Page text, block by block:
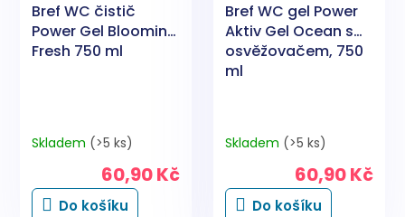
Bref WC čistič
Power Gel Blooming
Fresh 750 ml
Skladem (>5 ks)
60,90 Kč
Do košíku
Bref WC gel Power
Aktiv Gel Ocean s
osvěžovačem, 750
ml
Skladem (>5 ks)
60,90 Kč
Do košíku